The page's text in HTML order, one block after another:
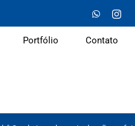
Portfólio Contato